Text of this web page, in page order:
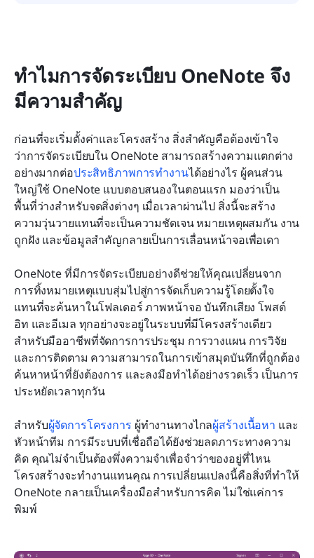
ทำไมการจัดระเบียบ OneNote จึง
มีความสำคัญ
ก่อนที่จะเริ่มตั้งค่าและโครงสร้าง สิ่งสำคัญคือต้องเข้าใจ
ว่าการจัดระเบียบใน OneNote สามารถสร้างความแตกต่าง
อย่างมากต่อประสิทธิภาพการทำงานได้อย่างไร ผู้คนส่วน
ใหญ่ใช้ OneNote แบบตอบสนองในตอนแรก มองว่าเป็น
พื้นที่ว่างสำหรับจดสิ่งต่างๆ เมื่อเวลาผ่านไป สิ่งนี้จะสร้าง
ความวุ่นวายแทนที่จะเป็นความชัดเจน หมายเหตุผสมกัน งาน
ถูกฝัง และข้อมูลสำคัญกลายเป็นการเลื่อนหน้าจอเพื่อเดา
OneNote ที่มีการจัดระเบียบอย่างดีช่วยให้คุณเปลี่ยนจาก
การทิ้งหมายเหตุแบบสุ่มไปสู่การจัดเก็บความรู้โดยตั้งใจ
แทนที่จะค้นหาในโฟลเดอร์ ภาพหน้าจอ บันทึกเสียง โพสต์
อิท และอีเมล ทุกอย่างจะอยู่ในระบบที่มีโครงสร้างเดียว
สำหรับมืออาชีพที่จัดการการประชุม การวางแผน การวิจัย
และการติดตาม ความสามารถในการเข้าสมุดบันทึกที่ถูกต้อง
ค้นหาหน้าที่ยังต้องการ และลงมือทำได้อย่างรวดเร็ว เป็นการ
ประหยัดเวลาทุกวัน
สำหรับผู้จัดการโครงการ ผู้ทำงานทางไกลผู้สร้างเนื้อหา และ
หัวหน้าทีม การมีระบบที่เชื่อถือได้ยังช่วยลดภาระทางความ
คิด คุณไม่จำเป็นต้องพึ่งความจำเพื่อจำว่าของอยู่ที่ไหน
โครงสร้างจะทำงานแทนคุณ การเปลี่ยนแปลงนี้คือสิ่งที่ทำให้
OneNote กลายเป็นเครื่องมือสำหรับการคิด ไม่ใช่แค่การ
พิมพ์